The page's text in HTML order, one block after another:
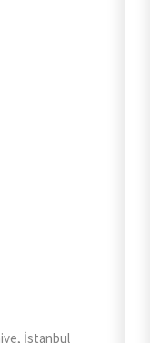
İstanbul